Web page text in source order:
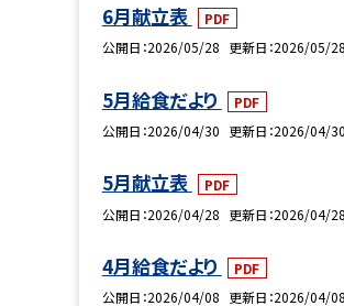
6月献立表
PDF
公開日 2026/05/28 更新日 2026/05/28
5月給食だより
PDF
公開日 2026/04/30 更新日 2026/04/30
5月献立表
PDF
公開日 2026/04/28 更新日 2026/04/28
4月給食だより
PDF
公開日 2026/04/08 更新日 2026/04/08